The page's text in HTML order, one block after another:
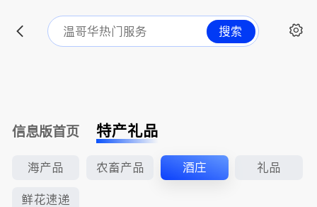
搜索
信息版首页 特产礼品
海产品 农畜产品 酒庄 礼品
鲜花速递